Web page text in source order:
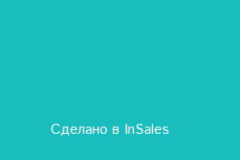
Сделано в InSales